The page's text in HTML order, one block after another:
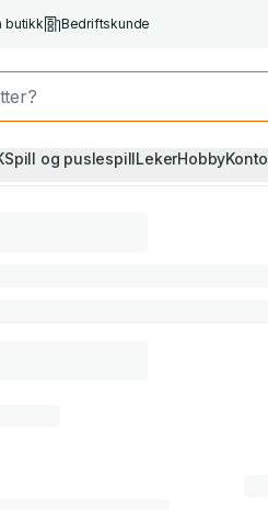
butikk Bedriftskunde
Spill og puslespillLekerHobby